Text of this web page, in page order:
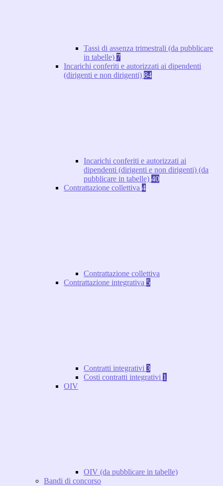
Tassi di assenza trimestrali (da pubblicare
in tabelle) 7
Incarichi conferiti e autorizzati ai dipendenti
(dirigenti e non dirigenti) 84
Incarichi conferiti e autorizzati ai
dipendenti (dirigenti e non dirigenti) (da
pubblicare in tabelle) 40
Contrattazione collettiva 4
Contrattazione collettiva
Contrattazione integrativa 5
Contratti integrativi 3
Costi contratti integrativi 1
OIV
OIV (da pubblicare in tabelle)
Bandi di concorso